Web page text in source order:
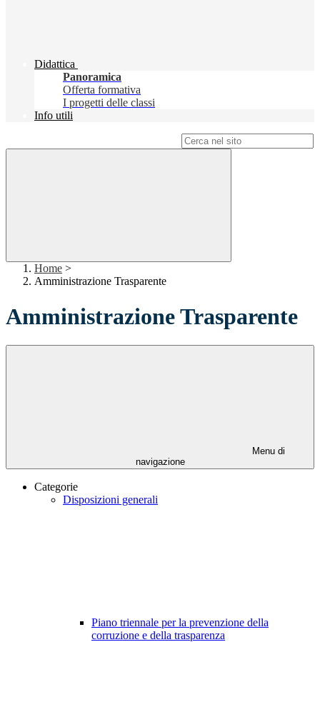
Didattica
Panoramica
Offerta formativa
I progetti delle classi
Info utili
Home >
Amministrazione Trasparente
Amministrazione Trasparente
Menu di
navigazione
Categorie
Disposizioni generali
Piano triennale per la prevenzione della
corruzione e della trasparenza